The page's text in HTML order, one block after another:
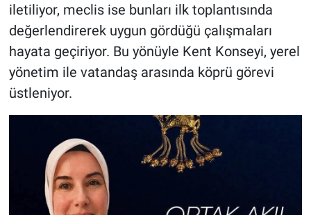
iletiliyor, meclis ise bunları ilk toplantısında
değerlendirerek uygun gördüğü çalışmaları
hayata geçiriyor. Bu yönüyle Kent Konseyi, yerel
yönetim ile vatandaş arasında köprü görevi
üstleniyor.